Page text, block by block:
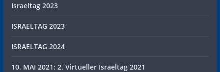
Israeltag 2023
ISRAELTAG 2023
ISRAELTAG 2024
10. MAI 2021: 2. Virtueller Israeltag 2021